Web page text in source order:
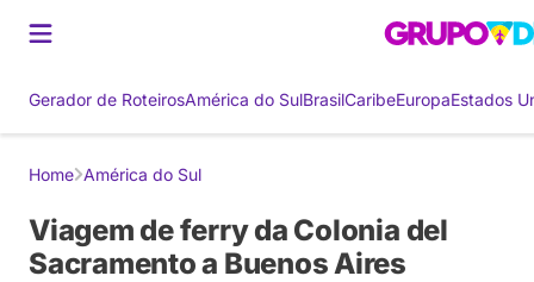
Gerador de RoteirosAmérica do SulBrasilCaribeEuropaEstados
Home América do Sul
Viagem de ferry da Colonia del
Sacramento a Buenos Aires